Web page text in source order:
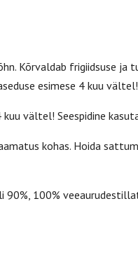
Kõrvaldab frigiidsuse ja
esimese 4 kuu
vältel! Seespidine
kohas. Hoida
90%, 100%